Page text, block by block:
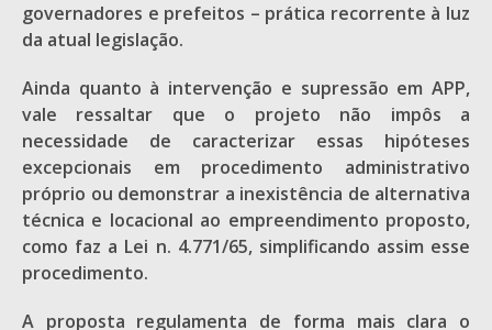
governadores e prefeitos – prática recorrente à luz
da atual legislação.
Ainda quanto à intervenção e supressão em APP,
vale ressaltar que o projeto não impôs a
necessidade de caracterizar essas hipóteses
excepcionais em procedimento administrativo
próprio ou demonstrar a inexistência de alternativa
técnica e locacional ao empreendimento proposto,
como faz a Lei n. 4.771/65, simplificando assim esse
procedimento.
A proposta regulamenta de forma mais clara o